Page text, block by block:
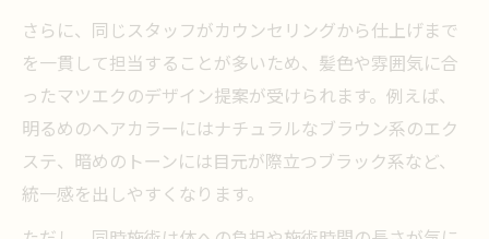
さらに、同じスタッフがカウンセリングから仕上げまで
を一貫して担当することが多いため、髪色や雰囲気に合
ったマツエクのデザイン提案が受けられます。例えば、
明るめのヘアカラーにはナチュラルなブラウン系のエク
ステ、暗めのトーンには目元が際立つブラック系など、
統一感を出しやすくなります。